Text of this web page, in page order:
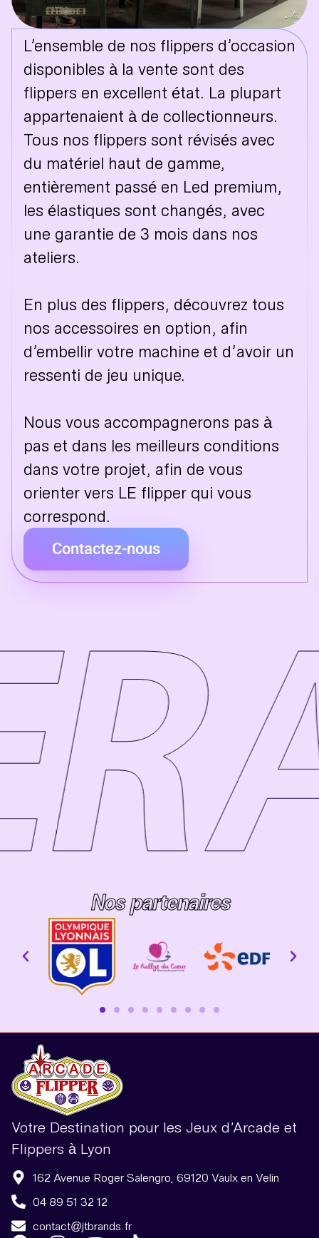
L’ensemble de nos flippers d’occasion
disponibles à la vente sont des
flippers en excellent état. La plupart
appartenaient à de collectionneurs.
Tous nos flippers sont révisés avec
du matériel haut de gamme,
entièrement passé en Led premium,
les élastiques sont changés, avec
une garantie de 3 mois dans nos
ateliers.
En plus des flippers, découvrez tous
nos accessoires en option, afin
d’embellir votre machine et d’avoir un
ressenti de jeu unique.
Nous vous accompagnerons pas à
pas et dans les meilleurs conditions
dans votre projet, afin de vous
orienter vers LE flipper qui vous
correspond.
Contactez-nous
Nos partenaires
Votre Destination pour les Jeux d’Arcade et
Flippers à Lyon
162 Avenue Roger Salengro, 69120 Vaulx en Velin
04 89 51 32 12
contact@jtbrands.fr